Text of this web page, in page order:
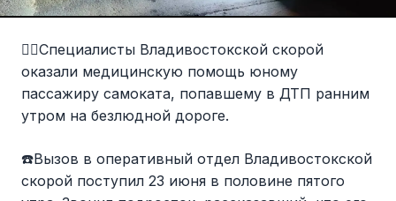
🙋‍♀️Специалисты Владивостокской скорой
оказали медицинскую помощь юному
пассажиру самоката, попавшему в ДТП ранним
утром на безлюдной дороге.
☎️Вызов в оперативный отдел Владивостокской
скорой поступил 23 июня в половине пятого